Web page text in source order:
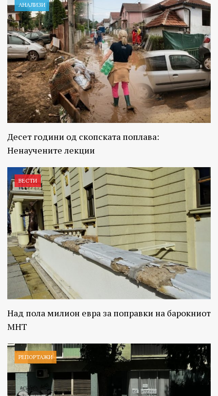
АНАЛИЗИ
Десет години од скопската поплава:
Ненаучените лекции
ВЕСТИ
Над пола милион евра за поправки на барокниот
МНТ
РЕПОРТАЖИ